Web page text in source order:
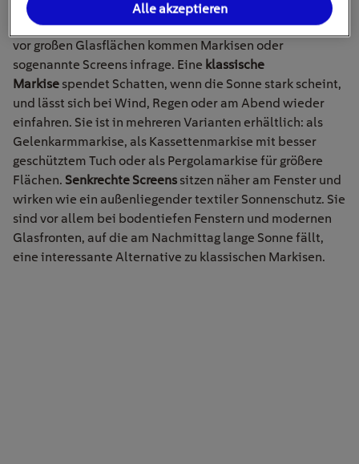
Für Terrassen und Balkone, aber auch
vor großen Glasflächen kommen Markisen oder
sogenannte Screens infrage. Eine klassische
Markise spendet Schatten, wenn die Sonne stark scheint,
und lässt sich bei Wind, Regen oder am Abend wieder
einfahren. Sie ist in mehreren Varianten erhältlich: als
Gelenkarmmarkise, als Kassettenmarkise mit besser
geschütztem Tuch oder als Pergolamarkise für größere
Flächen. Senkrechte Screens sitzen näher am Fenster und
wirken wie ein außenliegender textiler Sonnenschutz. Sie
sind vor allem bei bodentiefen Fenstern und modernen
Glasfronten, auf die am Nachmittag lange Sonne fällt,
eine interessante Alternative zu klassischen Markisen.
Alle akzeptieren